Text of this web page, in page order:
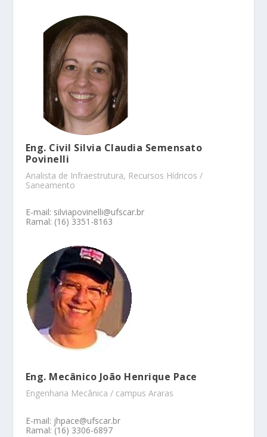
Eng. Civil Silvia Claudia Semensato
Povinelli
Analista de Infraestrutura, Recursos Hídricos /
Saneamento
E-mail: silviapovinelli@ufscar.br
Ramal: (16) 3351-8163
Eng. Mecânico João Henrique Pace
Engenharia Mecânica / campus Araras
E-mail: jhpace@ufscar.br
Ramal: (16) 3306-6897